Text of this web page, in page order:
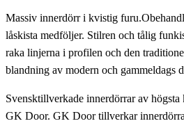
Massiv innerdörr i kvistig
låskista medföljer. Stilren och tålig
raka linjerna i profilen och den
blandning av modern och gammeldags
Svensktillverkade innerdörrar av
GK Door. GK Door tillverkar